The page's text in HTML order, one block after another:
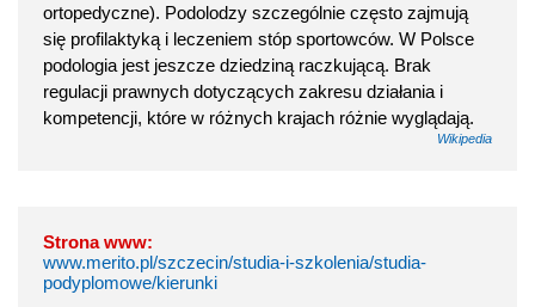
ortopedyczne). Podolodzy szczególnie często zajmują
się profilaktyką i leczeniem stóp sportowców. W Polsce
podologia jest jeszcze dziedziną raczkującą. Brak
regulacji prawnych dotyczących zakresu działania i
kompetencji, które w różnych krajach różnie wyglądają.
Wikipedia
Strona www:
www.merito.pl/szczecin/studia-i-szkolenia/studia-
podyplomowe/kierunki